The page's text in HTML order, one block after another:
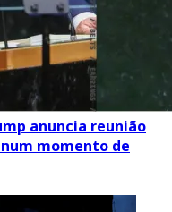
anuncia reunião
momento de